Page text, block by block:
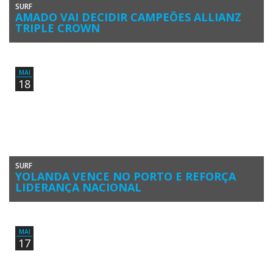
SURF
AMADO VAI DECIDIR CAMPEÕES ALLIANZ
TRIPLE CROWN
A Liga MEO Surf, principal competição de surf em Portugal, com os
MAI
18
SURF
YOLANDA VENCE NO PORTO E REFORÇA
LIDERANÇA NACIONAL
Yolanda Hopkins (Clube Naval de Portimão) venceu o Renault Porto
MAI
17